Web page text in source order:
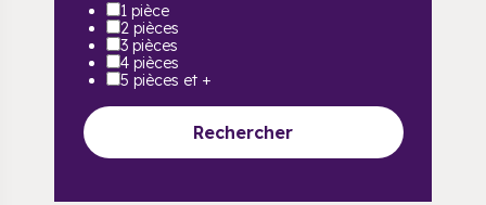
1 pièce
2 pièces
3 pièces
4 pièces
5 pièces et +
Rechercher